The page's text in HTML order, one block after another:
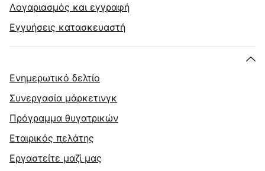
Λογαριασμός και εγγραφή
Εγγυήσεις κατασκευαστή
Ενημερωτικό δελτίο
Συνεργασία μάρκετινγκ
Πρόγραμμα θυγατρικών
Εταιρικός πελάτης
Εργαστείτε μαζί μας